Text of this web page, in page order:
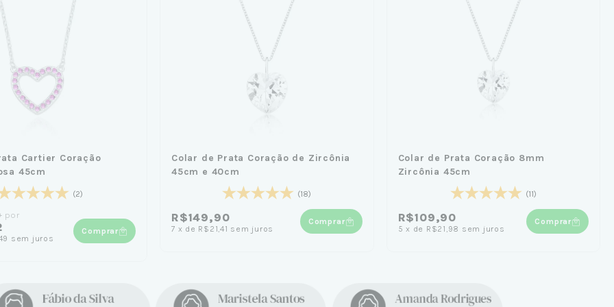
Cartier Coração
45cm
(2)
por
sem juros
Comprar
Colar de Prata Coração de Zircônia
45cm e 40cm
(18)
R$149,90
7 x de R$21,41 sem juros
Comprar
Colar de Prata Coração 8mm
Zircônia 45cm
(11)
R$109,90
5 x de R$21,98 sem juros
Comprar